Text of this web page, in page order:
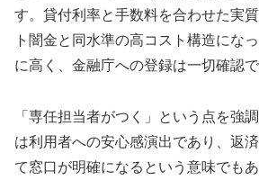
す。貸付利率と手数料を合わせた実
ト闇金と同水準の高コスト構造にな
に高く、金融庁への登録は一切確認で
「専任担当者がつく」という点を強
は利用者への安心感演出であり、返
て窓口が明確になるという意味でもあ